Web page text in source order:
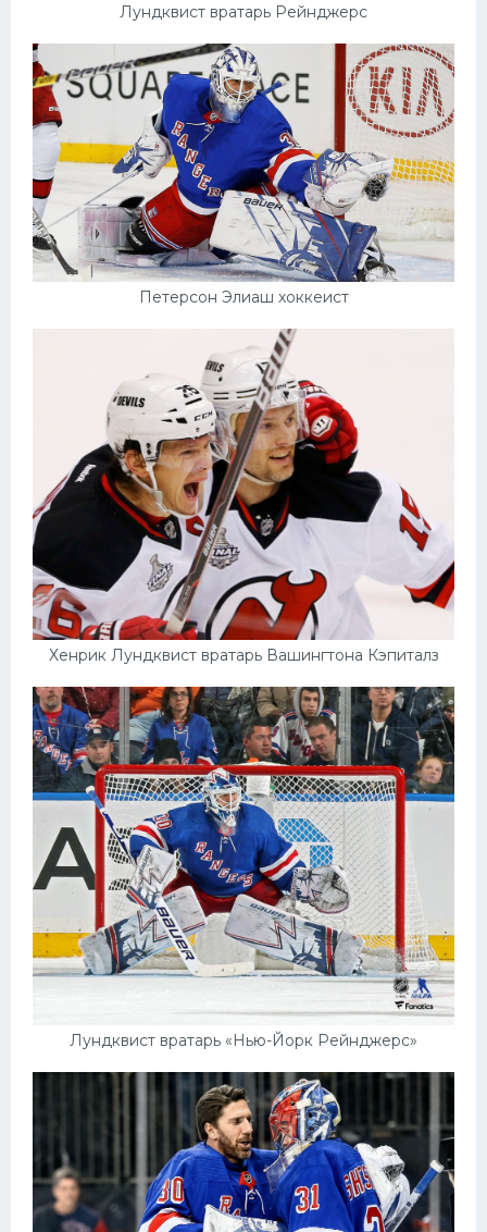
Лундквист вратарь Рейнджерс
Петерсон Элиаш хоккеист
Хенрик Лундквист вратарь Вашингтона Кэпиталз
Лундквист вратарь «Нью-Йорк Рейнджерс»